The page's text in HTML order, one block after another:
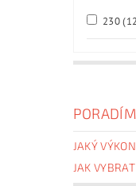
230
JAKÝ
JAK